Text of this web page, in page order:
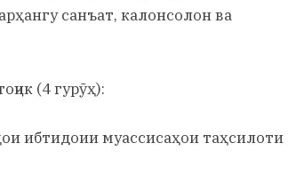
санъат, калонсолон ва
(4 гурӯҳ):
ибтидоии муассисаҳои таҳсилоти